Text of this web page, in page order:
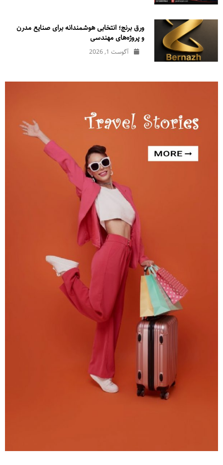
ورق برنج؛ انتخابی هوشمندانه برای صنایع مدرن
و پروژه‌های مهندسی
آگوست 1, 2026